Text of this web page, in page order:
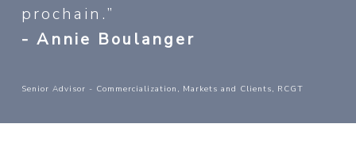
prochain.”
- Annie Boulanger
Senior Advisor - Commercialization, Markets and Clients, RCGT